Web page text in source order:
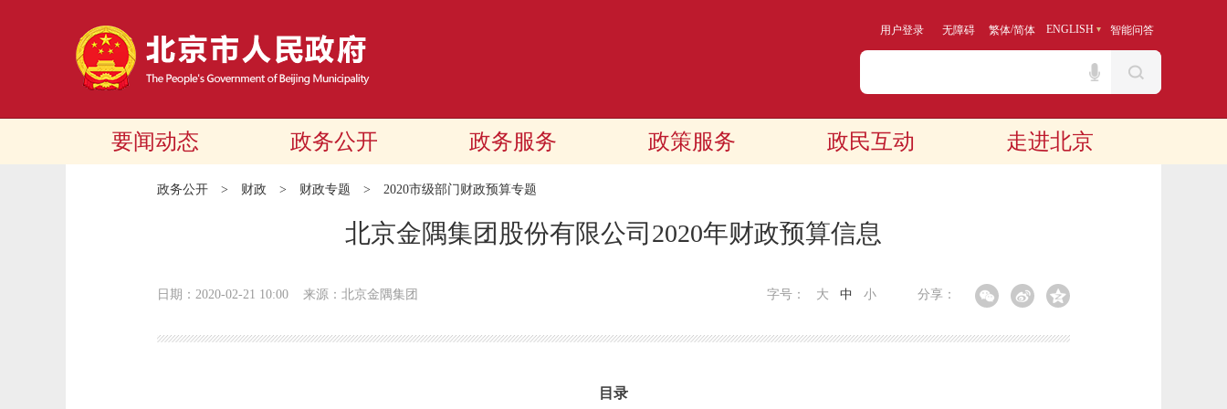
用户登录 无障碍 繁体/简体 ENGLISH 智能问答
要闻动态 政务公开 政务服务 政策服务 政民互动 走进北京
政务公开 > 财政 > 财政专题 > 2020市级部门财政预算专题
北京金隅集团股份有限公司2020年财政预算信息
日期：2020-02-21 10:00 来源：北京金隅集团 分享：
字号： 大 中 小
目录